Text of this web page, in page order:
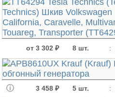
от 3 302 ₽ 8 шт. :
3 458 ₽
5 шт. :